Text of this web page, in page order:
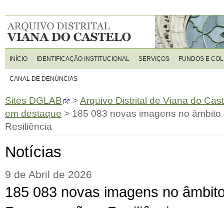
INÍCIO IDENTIFICAÇÃO INSTITUCIONAL SERVIÇOS FUNDOS E
CANAL DE DENÚNCIAS
Sites DGLAB >Arquivo Distrital de Viana do
em destaque > 185 083 novas imagens no
Resiliência
Notícias
9 de Abril de 2026
185 083 novas imagens no